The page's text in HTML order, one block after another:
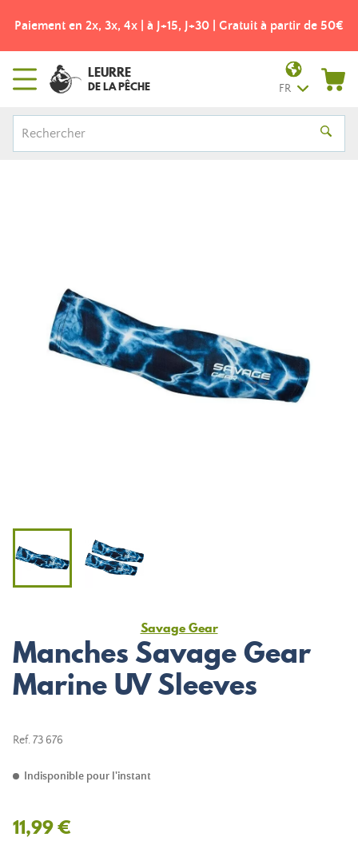
Paiement en 2x, 3x, 4x | à J+15, J+30 | Gratuit à partir de 50€
LEURRE
DE LA PÊCHE FR
Savage Gear
Manches Savage Gear
Marine UV Sleeves
Ref. 73 676
Indisponible pour l'instant
11,99 €